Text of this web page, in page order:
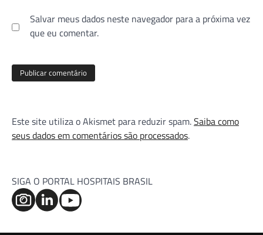
Salvar meus dados neste navegador para a próxima vez
que eu comentar.
Este site utiliza o Akismet para reduzir spam.Saiba como
seus dados em comentários são processados.
SIGA O PORTAL HOSPITAIS BRASIL